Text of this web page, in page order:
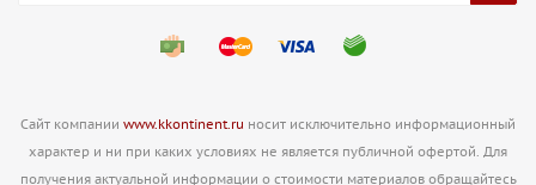
Сайт компании www.kkontinent.ru носит исключительно информационный
характер и ни при каких условиях не является публичной офертой. Для
получения актуальной информации о стоимости материалов обращайтесь